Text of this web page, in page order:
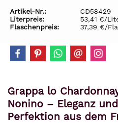
Artikel-Nr.:
CD58429
Literpreis:
53,41 €/
Flaschenpreis:
37,39 €/
Grappa lo
Nonino – Eleganz
Perfektion aus dem